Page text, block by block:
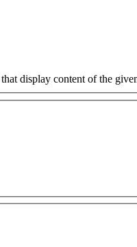
display content of the